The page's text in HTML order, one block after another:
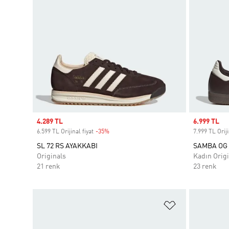
Sale price
4.289 TL
6.599 TL Orijinal fiyat -35%
SL 72 RS AYAKKABI
Originals
21 renk
Sale price
6.999 TL
7.999 TL
SAMBA OG
Kadın
23 renk